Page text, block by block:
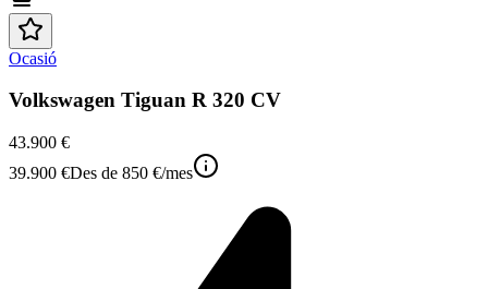
Ocasió
Volkswagen Tiguan R 320 CV
43.900 €
39.900 €Des de 850 €/mes